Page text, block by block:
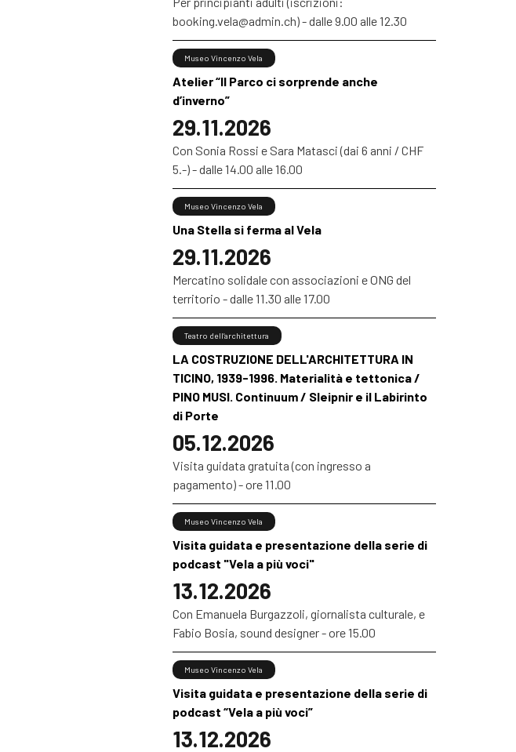
booking.vela@admin.ch) - dalle 9.00 alle 12.30
Atelier “Il Parco ci sorprende anche
d’inverno”
29.11.2026
Museo Vincenzo Vela
Con Sonia Rossi e Sara Matasci (dai 6 anni / CHF
5.-) - dalle 14.00 alle 16.00
Una Stella si ferma al Vela
29.11.2026
Museo Vincenzo Vela
Mercatino solidale con associazioni e ONG del
territorio - dalle 11.30 alle 17.00
LA COSTRUZIONE DELL'ARCHITETTURA IN
TICINO, 1939-1996. Materialità e tettonica /
PINO MUSI. Continuum / Sleipnir e il Labirinto
di Porte
05.12.2026
Teatro dell’architettura
Visita guidata gratuita (con ingresso a
pagamento) - ore 11.00
Visita guidata e presentazione della serie di
podcast "Vela a più voci"
13.12.2026
Museo Vincenzo Vela
Con Emanuela Burgazzoli, giornalista culturale, e
Fabio Bosia, sound designer - ore 15.00
Visita guidata e presentazione della serie di
podcast “Vela a più voci”
13.12.2026
Museo Vincenzo Vela